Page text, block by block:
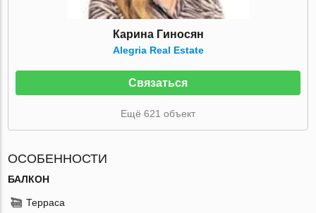
Карина Гиносян
Alegria Real Estate
Связаться
Ещё 621 объект
ОСОБЕННОСТИ
БАЛКОН
Терраса